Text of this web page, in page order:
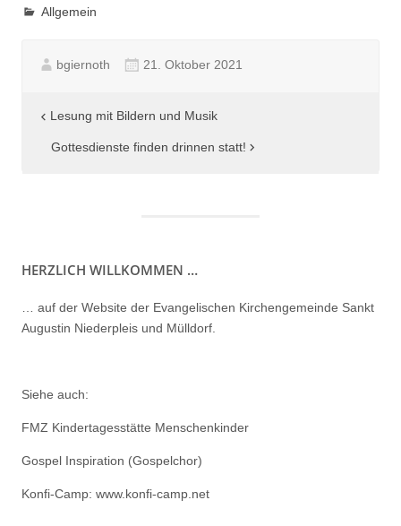
Allgemein
bgiernoth 21. Oktober 2021
Beitragsnavigation
Lesung mit Bildern und Musik
Gottesdienste finden drinnen statt!
HERZLICH WILLKOMMEN …
… auf der Website der Evangelischen Kirchengemeinde Sankt
Augustin Niederpleis und Mülldorf.
Siehe auch:
FMZ Kindertagesstätte Menschenkinder
Gospel Inspiration (Gospelchor)
Konfi-Camp: www.konfi-camp.net